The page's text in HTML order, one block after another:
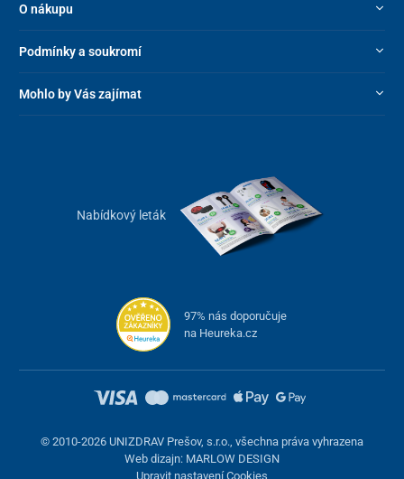
O nákupu
Podmínky a soukromí
Mohlo by Vás zajímat
Nabídkový leták
97% nás doporučuje
na Heureka.cz
© 2010-2026 UNIZDRAV Prešov, s.r.o., všechna práva vyhrazena
Web dizajn: MARLOW DESIGN
Upravit nastavení Cookies